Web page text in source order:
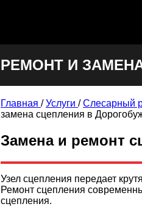
РЕМОНТ И
Главная /Услуги /Слесарный
замена сцепления в
Замена и ремонт
Узел сцепления передает
Ремонт сцепления
сцепления.